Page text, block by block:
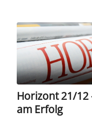
Horizont 21/12
am Erfolg